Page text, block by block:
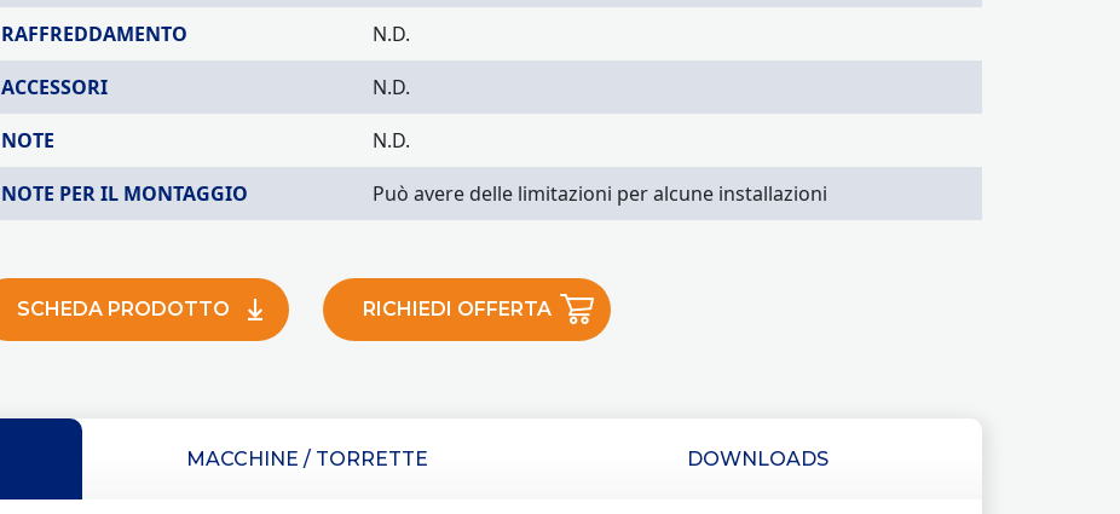
RAFFREDDAMENTO
N.D.
ACCESSORI
N.D.
NOTE
N.D.
NOTE PER IL MONTAGGIO
Può avere delle limitazioni per alcune installazioni
SCHEDA PRODOTTO RICHIEDI OFFERTA
MACCHINE / TORRETTE DOWNLOADS